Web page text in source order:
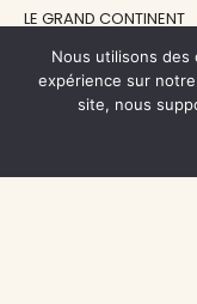
LE GRAND CONTINENT
DIACRITIK
EN ATTENDANT NADEAU
Nous utilisons des
expérience sur
site, nous